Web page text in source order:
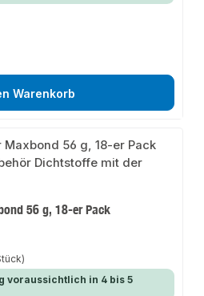
Warenkorb
56 g, 18-er Pack
voraussichtlich in 4 bis 5